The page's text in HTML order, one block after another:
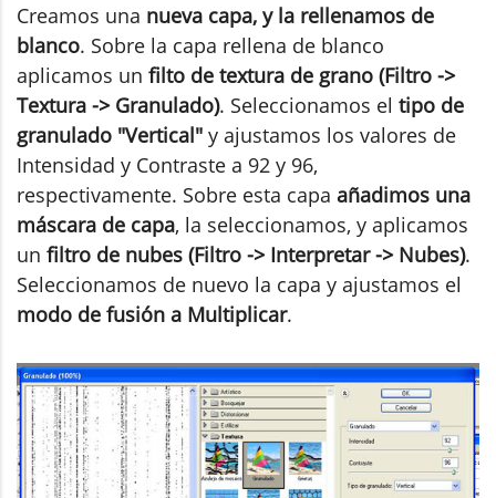
Creamos una nueva capa, y la rellenamos de
blanco. Sobre la capa rellena de blanco
aplicamos un filto de textura de grano (Filtro ->
Textura -> Granulado). Seleccionamos el tipo de
granulado "Vertical" y ajustamos los valores de
Intensidad y Contraste a 92 y 96,
respectivamente. Sobre esta capa añadimos una
máscara de capa, la seleccionamos, y aplicamos
un filtro de nubes (Filtro -> Interpretar -> Nubes).
Seleccionamos de nuevo la capa y ajustamos el
modo de fusión a Multiplicar.